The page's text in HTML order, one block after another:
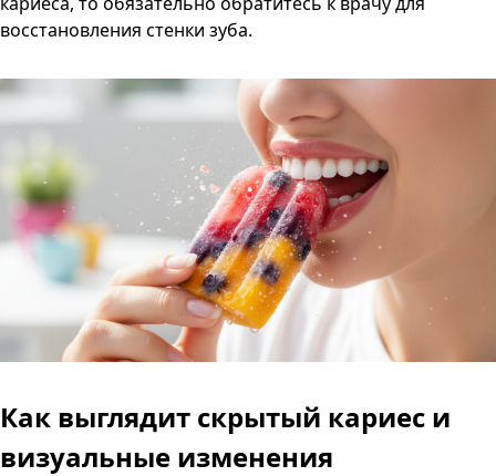
восстановления стенки зуба.
Как выглядит скрытый кариес и
визуальные изменения